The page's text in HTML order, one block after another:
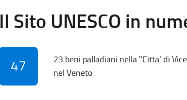
Il Sito UNESCO in
47
23 beni palladiani nella "Citta' di
nel Veneto